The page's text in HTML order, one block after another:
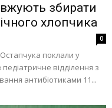
збирати
хлопчика
0
поклали у
відділення з
антибіотиками 11...